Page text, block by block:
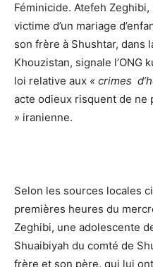
Féminicide. Atefeh
victime d’un mariage
son frère à Shushtar, dans
Khouzistan, signale l’ONG
loi relative aux « crimes
acte odieux risquent de ne
» iranienne.
Selon les sources locales
premières heures du
Zeghibi, une adolescente
Shuaibiyah du comté de
frère et son père, qui lui